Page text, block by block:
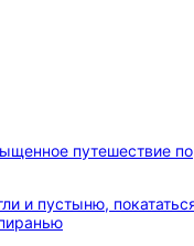
путешествие по
и пустыню,